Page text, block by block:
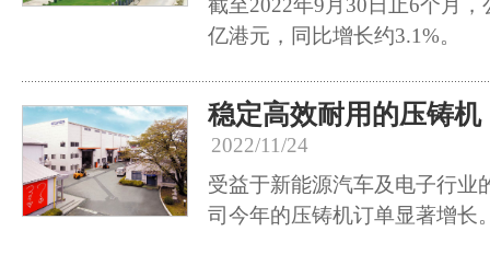
截至2022年9月30日止6个月
亿港元，同比增长约3.1%。
稳定高效耐用的压铸
2022/11/24
受益于新能源汽车及电子行业
司今年的压铸机订单显著增长